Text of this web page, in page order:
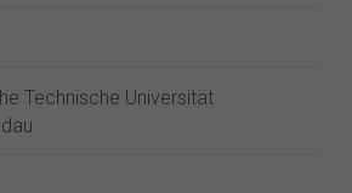
Technische Universität